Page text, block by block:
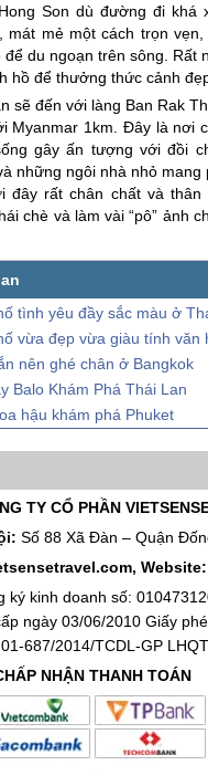
Son dù đường đi khá
mát mẻ một cách trọn
du ngoạn trên sông. Rất
hồ để thưởng thức cảnh
sẽ đến với làng Ban Rak
Myanmar 1km. Đây là nơi
gây ấn tượng với đồi
những ngôi nhà nhỏ mang
đây rất chân chất và thân
chè và làm vài “pô” ảnh
tình yêu đầy sắc màu ở
đẹp vừa giàu tính văn hóa ở Thái
nên ghé chân ở Bangkok
Balo Khám Phá Thái Lan
hậu khám phá Phuket
TY CỔ PHẦN
Số 88 Xã Đàn – Quận
ký kinh doanh số:
ngày 03/06/2010 Giấy
687/2014/TCDL-GP LHQT
NHẬN THANH TOÁN